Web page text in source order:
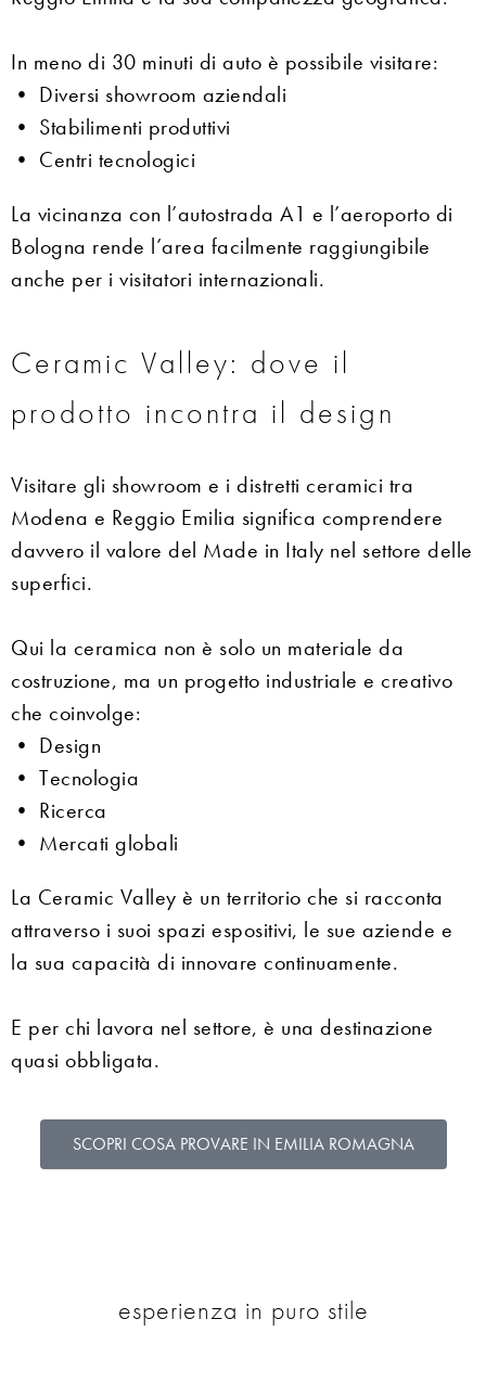
In meno di 30 minuti di auto è possibile visitare:
• Diversi showroom aziendali
• Stabilimenti produttivi
• Centri tecnologici
La vicinanza con l’autostrada A1 e l’aeroporto di
Bologna rende l’area facilmente raggiungibile
anche per i visitatori internazionali.
Ceramic Valley: dove il
prodotto incontra il design
Visitare gli showroom e i distretti ceramici tra
Modena e Reggio Emilia significa comprendere
davvero il valore del Made in Italy nel settore delle
superfici.
Qui la ceramica non è solo un materiale da
costruzione, ma un progetto industriale e creativo
che coinvolge:
• Design
• Tecnologia
• Ricerca
• Mercati globali
La Ceramic Valley è un territorio che si racconta
attraverso i suoi spazi espositivi, le sue aziende e
la sua capacità di innovare continuamente.
E per chi lavora nel settore, è una destinazione
quasi obbligata.
SCOPRI COSA PROVARE IN EMILIA ROMAGNA
esperienza in puro stile